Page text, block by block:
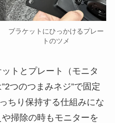
ブラケットにひっかけるプレー
トのツメ
トとプレート（モニタ
つのつまみネジ”で固定
ちり保持する仕組みにな
掃除の時もモニターを